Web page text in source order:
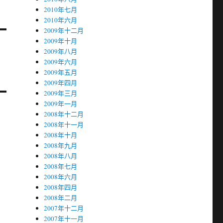
2010年七月
2010年六月
2009年十二月
2009年十月
2009年八月
2009年六月
2009年五月
2009年四月
2009年三月
2009年一月
2008年十二月
2008年十一月
2008年十月
2008年九月
2008年八月
2008年七月
2008年六月
2008年四月
2008年二月
2007年十二月
2007年十一月